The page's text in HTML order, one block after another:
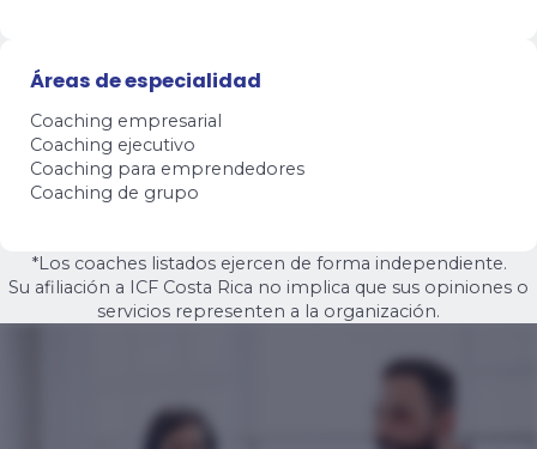
Áreas de especialidad
Coaching empresarial
Coaching ejecutivo
Coaching para emprendedores
Coaching de grupo
*Los coaches listados ejercen de forma independiente.
Su afiliación a ICF Costa Rica no implica que sus opiniones o
servicios representen a la organización.